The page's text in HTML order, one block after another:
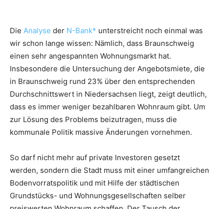
Die Analyse der N-Bank* unterstreicht noch einmal was
wir schon lange wissen: Nämlich, dass Braunschweig
einen sehr angespannten Wohnungsmarkt hat.
Insbesondere die Untersuchung der Angebotsmiete, die
in Braunschweig rund 23% über den entsprechenden
Durchschnittswert in Niedersachsen liegt, zeigt deutlich,
dass es immer weniger bezahlbaren Wohnraum gibt. Um
zur Lösung des Problems beizutragen, muss die
kommunale Politik massive Änderungen vornehmen.
So darf nicht mehr auf private Investoren gesetzt
werden, sondern die Stadt muss mit einer umfangreichen
Bodenvorratspolitik und mit Hilfe der städtischen
Grundstücks- und Wohnungsgesellschaften selber